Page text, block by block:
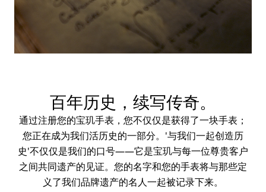
百年历史，续写传奇。
通过注册您的宝玑手表，您不仅仅是获得了一块手表；
您正在成为我们活历史的一部分。'与我们一起创造历
史'不仅仅是我们的口号——它是宝玑与每一位尊贵客户
之间共同遗产的见证。您的名字和您的手表将与那些定
义了我们品牌遗产的名人一起被记录下来。